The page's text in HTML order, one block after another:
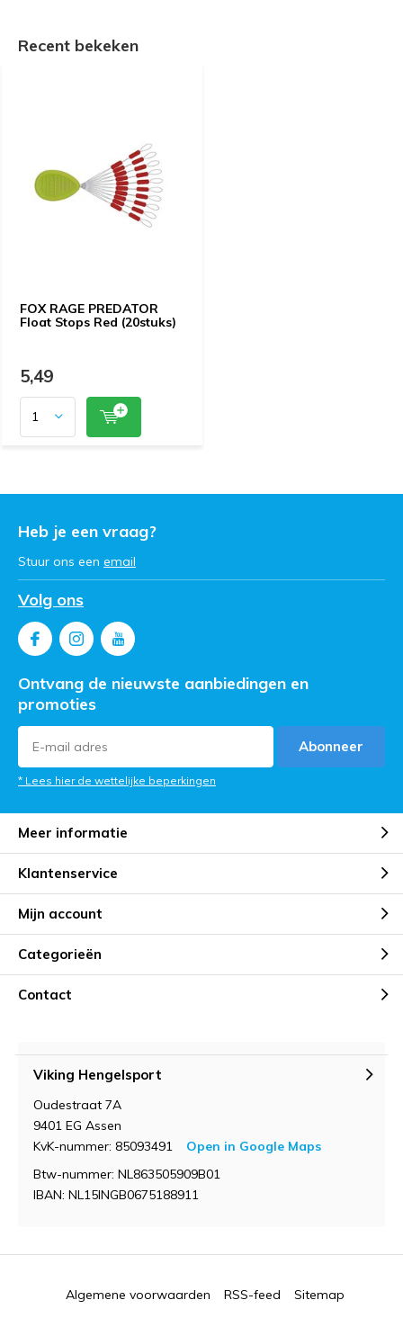
Recent bekeken
FOX RAGE PREDATOR
Float Stops Red (20stuks)
5,49
Heb je een vraag?
Stuur ons een email
Volg ons
Ontvang de nieuwste aanbiedingen en
promoties
Abonneer
* Lees hier de wettelijke beperkingen
Meer informatie
Klantenservice
Mijn account
Categorieën
Contact
Viking Hengelsport
Oudestraat 7A
9401 EG Assen
KvK-nummer: 85093491
Open in Google Maps
Btw-nummer: NL863505909B01
IBAN: NL15INGB0675188911
Algemene voorwaarden RSS-feed Sitemap